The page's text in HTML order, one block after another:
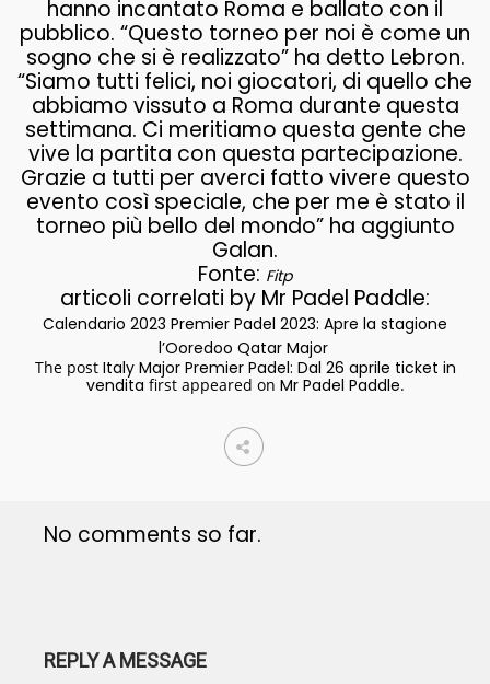
hanno incantato Roma e ballato con il
pubblico. “Questo torneo per noi è come un
sogno che si è realizzato” ha detto Lebron.
“Siamo tutti felici, noi giocatori, di quello che
abbiamo vissuto a Roma durante questa
settimana. Ci meritiamo questa gente che
vive la partita con questa partecipazione.
Grazie a tutti per averci fatto vivere questo
evento così speciale, che per me è stato il
torneo più bello del mondo” ha aggiunto
Galan.
Fonte: Fitp
articoli correlati by Mr Padel Paddle:
Calendario 2023 Premier Padel 2023: Apre la stagione
l’Ooredoo Qatar Major
The post Italy Major Premier Padel: Dal 26 aprile ticket in
vendita first appeared on Mr Padel Paddle.
No comments so far.
REPLY A MESSAGE